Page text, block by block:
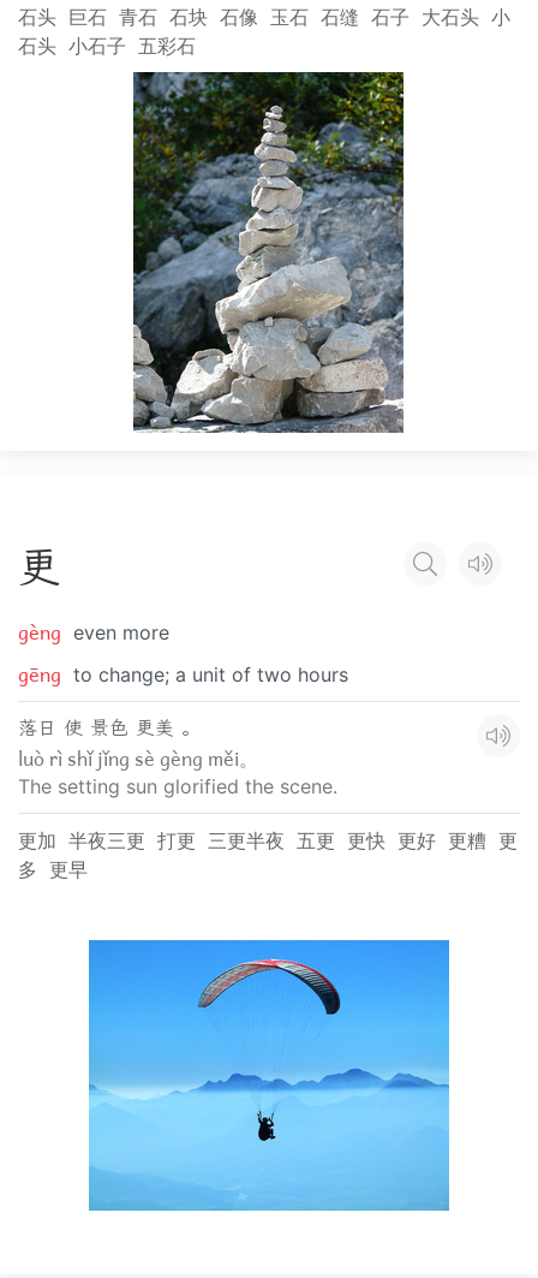
石头 巨石 青石 石块 石像 玉石 石缝 石子 大石头 小
石头 小石子 五彩石
更
gèng even more
gēng to change; a unit of two hours
落日 使 景色 更美 。
luò rì shǐ jǐng sè gèng měi。
The setting sun glorified the scene.
更加 半夜三更 打更 三更半夜 五更 更快 更好 更糟 更
多 更早